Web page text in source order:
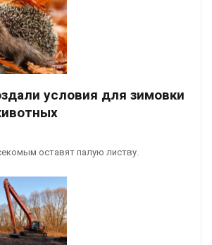
условия для зимовки
оставят палую листву.